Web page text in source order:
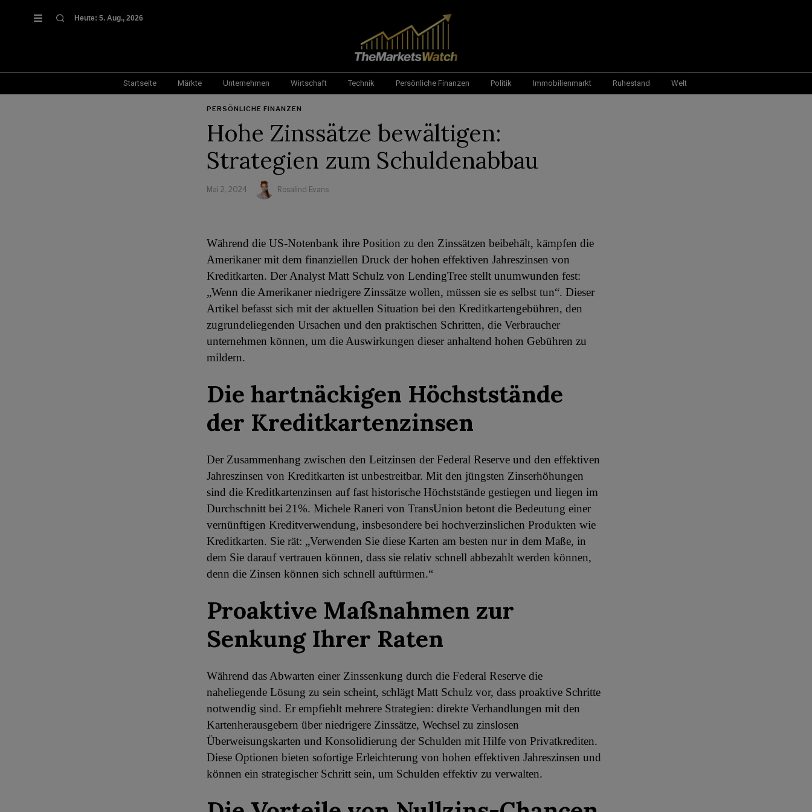
Heute: 5. Aug., 2026
Startseite Märkte Unternehmen Wirtschaft Technik Persönliche Finanzen Politik Immobilienmarkt Ruhestand Welt
PERSÖNLICHE FINANZEN
Hohe Zinssätze bewältigen:
Strategien zum Schuldenabbau
Mai 2, 2024 Rosalind Evans
Während die US-Notenbank ihre Position zu den Zinssätzen beibehält, kämpfen die
Amerikaner mit dem finanziellen Druck der hohen effektiven Jahreszinsen von
Kreditkarten. Der Analyst Matt Schulz von LendingTree stellt unumwunden fest:
„Wenn die Amerikaner niedrigere Zinssätze wollen, müssen sie es selbst tun“. Dieser
Artikel befasst sich mit der aktuellen Situation bei den Kreditkartengebühren, den
zugrundeliegenden Ursachen und den praktischen Schritten, die Verbraucher
unternehmen können, um die Auswirkungen dieser anhaltend hohen Gebühren zu
mildern.
Die hartnäckigen Höchststände
der Kreditkartenzinsen
Der Zusammenhang zwischen den Leitzinsen der Federal Reserve und den effektiven
Jahreszinsen von Kreditkarten ist unbestreitbar. Mit den jüngsten Zinserhöhungen
sind die Kreditkartenzinsen auf fast historische Höchststände gestiegen und liegen im
Durchschnitt bei 21%. Michele Raneri von TransUnion betont die Bedeutung einer
vernünftigen Kreditverwendung, insbesondere bei hochverzinslichen Produkten wie
Kreditkarten. Sie rät: „Verwenden Sie diese Karten am besten nur in dem Maße, in
dem Sie darauf vertrauen können, dass sie relativ schnell abbezahlt werden können,
denn die Zinsen können sich schnell auftürmen.“
Proaktive Maßnahmen zur
Senkung Ihrer Raten
Während das Abwarten einer Zinssenkung durch die Federal Reserve die
naheliegende Lösung zu sein scheint, schlägt Matt Schulz vor, dass proaktive Schritte
notwendig sind. Er empfiehlt mehrere Strategien: direkte Verhandlungen mit den
Kartenherausgebern über niedrigere Zinssätze, Wechsel zu zinslosen
Überweisungskarten und Konsolidierung der Schulden mit Hilfe von Privatkrediten.
Diese Optionen bieten sofortige Erleichterung von hohen effektiven Jahreszinsen und
können ein strategischer Schritt sein, um Schulden effektiv zu verwalten.